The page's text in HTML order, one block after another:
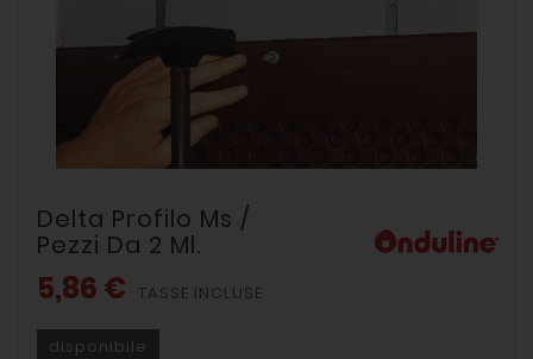
Delta Profilo Ms /
Pezzi Da 2 Ml.
5,86 € TASSE INCLUSE
disponibile